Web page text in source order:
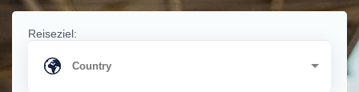
Reiseziel: